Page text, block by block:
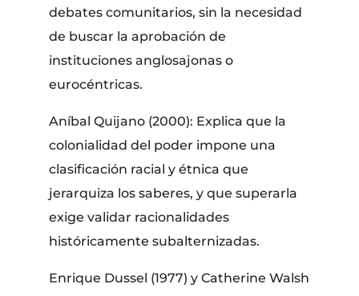
debates comunitarios, sin la necesidad
de buscar la aprobación de
instituciones anglosajonas o
eurocéntricas.
Aníbal Quijano (2000): Explica que la
colonialidad del poder impone una
clasificación racial y étnica que
jerarquiza los saberes, y que superarla
exige validar racionalidades
históricamente subalternizadas.
Enrique Dussel (1977) y Catherine Walsh